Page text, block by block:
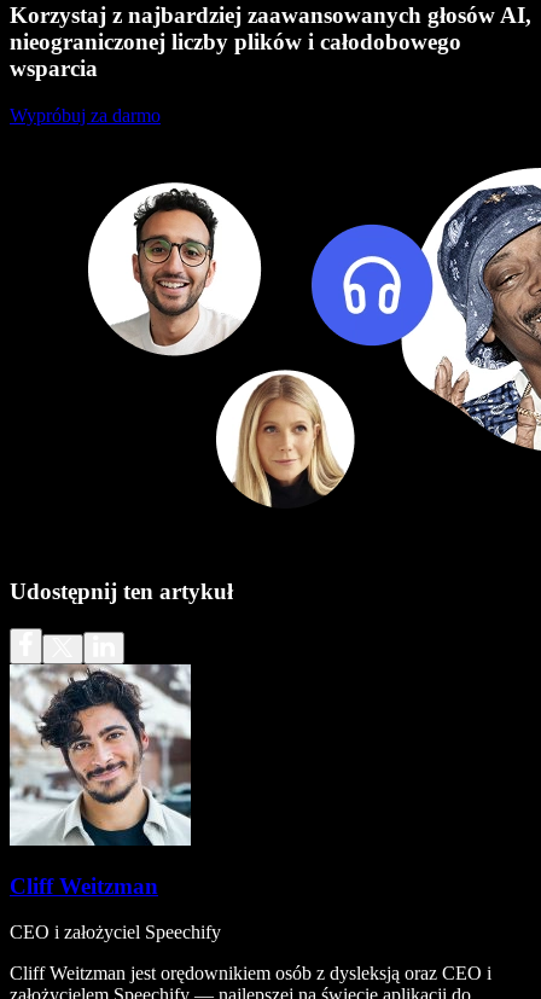
Korzystaj z najbardziej zaawansowanych głosów AI,
nieograniczonej liczby plików i całodobowego
wsparcia
Wypróbuj za darmo
Udostępnij ten artykuł
Cliff Weitzman
CEO i założyciel Speechify
Cliff Weitzman jest orędownikiem osób z dysleksją oraz CEO i